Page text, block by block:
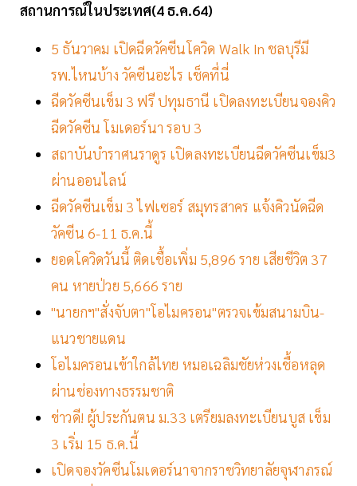
สถานการณ์ในประเทศ(4 ธ.ค.64)
5 ธันวาคม เปิดฉีดวัคซีนโควิด Walk In ชลบุรีมี
รพ.ไหนบ้าง วัคซีนอะไร เช็คที่นี่
ฉีดวัคซีนเข็ม 3 ฟรี ปทุมธานี เปิดลงทะเบียนจองคิว
ฉีดวัคซีน โมเดอร์นา รอบ 3
สถาบันบำราศนราดูร เปิดลงทะเบียนฉีดวัคซีนเข็ม3
ผ่านออนไลน์
ฉีดวัคซีนเข็ม 3 ไฟเซอร์ สมุทรสาคร แจ้งคิวนัดฉีด
วัคซีน 6-11 ธ.ค.นี้
ยอดโควิดวันนี้ ติดเชื้อเพิ่ม 5,896 ราย เสียชีวิต 37
คน หายป่วย 5,666 ราย
"นายกฯ"สั่งจับตา"โอไมครอน"ตรวจเข้มสนามบิน-
แนวชายแดน
โอไมครอนเข้าใกล้ไทย หมอเฉลิมชัยห่วงเชื้อหลุด
ผ่านช่องทางธรรมชาติ
ข่าวดี! ผู้ประกันตน ม.33 เตรียมลงทะเบียนบูส เข็ม
3 เริ่ม 15 ธ.ค.นี้
เปิดจองวัคซีนโมเดอร์นาจากราชวิทยาลัยจุฬาภรณ์